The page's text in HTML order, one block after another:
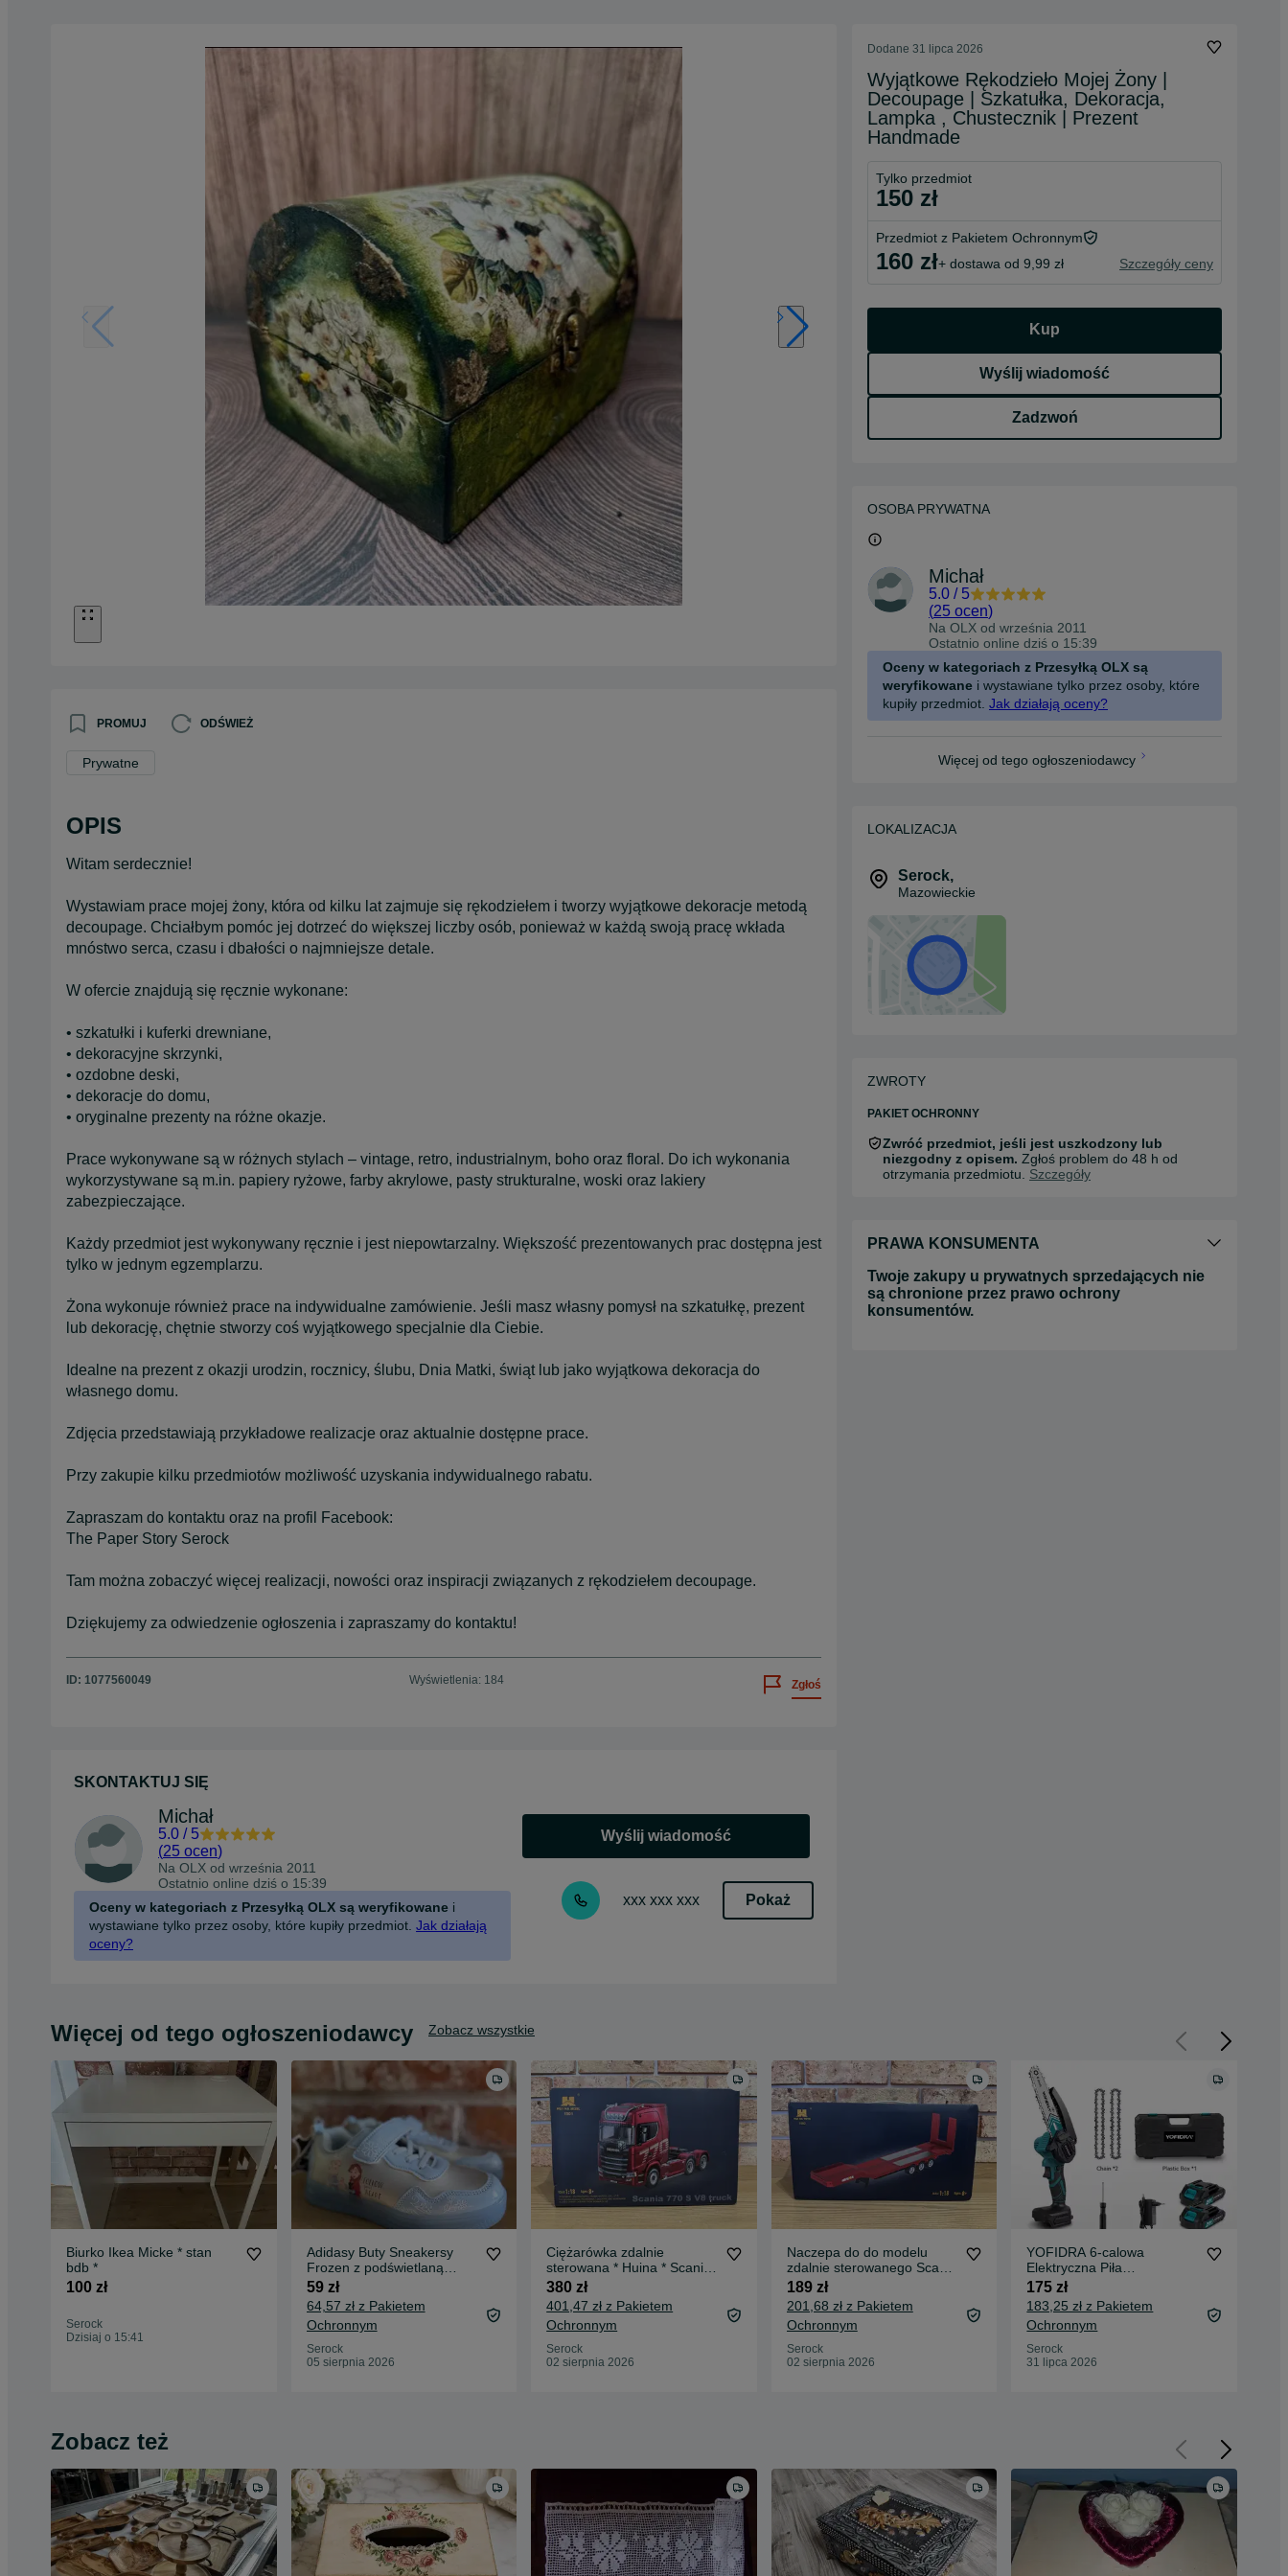
PROMUJ ODŚWIEŻ
Prywatne
OPIS
Witam serdecznie!
Wystawiam prace mojej żony, która od kilku lat zajmuje się rękodziełem i tworzy wyjątkowe dekoracje metodą
decoupage. Chciałbym pomóc jej dotrzeć do większej liczby osób, ponieważ w każdą swoją pracę wkłada
mnóstwo serca, czasu i dbałości o najmniejsze detale.
W ofercie znajdują się ręcznie wykonane:
• szkatułki i kuferki drewniane,
• dekoracyjne skrzynki,
• ozdobne deski,
• dekoracje do domu,
• oryginalne prezenty na różne okazje.
Prace wykonywane są w różnych stylach – vintage, retro, industrialnym, boho oraz floral. Do ich wykonania
wykorzystywane są m.in. papiery ryżowe, farby akrylowe, pasty strukturalne, woski oraz lakiery
zabezpieczające.
Każdy przedmiot jest wykonywany ręcznie i jest niepowtarzalny. Większość prezentowanych prac dostępna jest
tylko w jednym egzemplarzu.
Żona wykonuje również prace na indywidualne zamówienie. Jeśli masz własny pomysł na szkatułkę, prezent
lub dekorację, chętnie stworzy coś wyjątkowego specjalnie dla Ciebie.
Idealne na prezent z okazji urodzin, rocznicy, ślubu, Dnia Matki, świąt lub jako wyjątkowa dekoracja do
własnego domu.
Zdjęcia przedstawiają przykładowe realizacje oraz aktualnie dostępne prace.
Przy zakupie kilku przedmiotów możliwość uzyskania indywidualnego rabatu.
Zapraszam do kontaktu oraz na profil Facebook:
The Paper Story Serock
Tam można zobaczyć więcej realizacji, nowości oraz inspiracji związanych z rękodziełem decoupage.
Dziękujemy za odwiedzenie ogłoszenia i zapraszamy do kontaktu!
ID: 1077560049 Wyświetlenia: 184 Zgłoś
SKONTAKTUJ SIĘ
Michał
5.0 / 5
(25 ocen)
Na OLX od września 2011
Ostatnio online dziś o 15:39
Oceny w kategoriach z Przesyłką OLX są weryfikowane i
wystawiane tylko przez osoby, które kupiły przedmiot. Jak działają
oceny?
Wyślij wiadomość
xxx xxx xxx Pokaż
Dodane 31 lipca 2026
Wyjątkowe Rękodzieło Mojej Żony |
Decoupage | Szkatułka, Dekoracja,
Lampka , Chustecznik | Prezent
Handmade
Tylko przedmiot
150 zł
Przedmiot z Pakietem Ochronnym
160 zł+ dostawa od 9,99 zł Szczegóły ceny
Kup
Wyślij wiadomość
Zadzwoń
OSOBA PRYWATNA
Michał
5.0 / 5
(25 ocen)
Na OLX od września 2011
Ostatnio online dziś o 15:39
Oceny w kategoriach z Przesyłką OLX są
weryfikowane i wystawiane tylko przez osoby, które
kupiły przedmiot. Jak działają oceny?
Więcej od tego ogłoszeniodawcy
LOKALIZACJA
Serock,
Mazowieckie
ZWROTY
PAKIET OCHRONNY
Zwróć przedmiot, jeśli jest uszkodzony lub
niezgodny z opisem. Zgłoś problem do 48 h od
otrzymania przedmiotu. Szczegóły
PRAWA KONSUMENTA
Twoje zakupy u prywatnych sprzedających nie
są chronione przez prawo ochrony
konsumentów.
Więcej od tego ogłoszeniodawcy Zobacz wszystkie
Biurko Ikea Micke * stan
bdb *
100 zł
Serock
Dzisiaj o 15:41
Adidasy Buty Sneakersy
Frozen z podświetlaną
podeszwą Frozen * Kraina
lodu * Elza i Anna * Rozmiar
33 i 34
59 zł
64,57 zł z Pakietem
Ochronnym
Serock
05 sierpnia 2026
Ciężarówka zdalnie
sterowana * Huina * Scania
770S * Nowa
380 zł
401,47 zł z Pakietem
Ochronnym
Serock
02 sierpnia 2026
Naczepa do do modelu
zdalnie sterowanego Scania
770S * Huina Toys * Huina
1502
189 zł
201,68 zł z Pakietem
Ochronnym
Serock
02 sierpnia 2026
YOFIDRA 6-calowa
Elektryczna Piła
Łańcuchowa
Bezprzewodowa * Do Cięcia
Drewna Przycinania *
Wspiera ku Makita 21V
175 zł
183,25 zł z Pakietem
Ochronnym
Serock
31 lipca 2026
Zobacz też